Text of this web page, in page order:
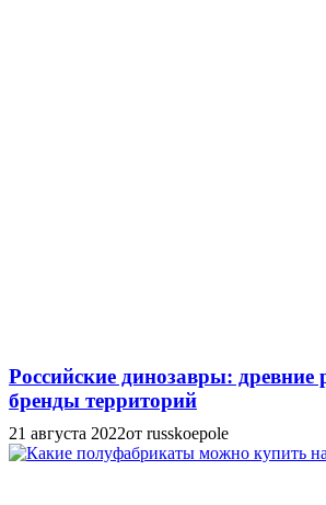
Российские динозавры: древние
бренды территорий
21 августа 2022от russkoepole